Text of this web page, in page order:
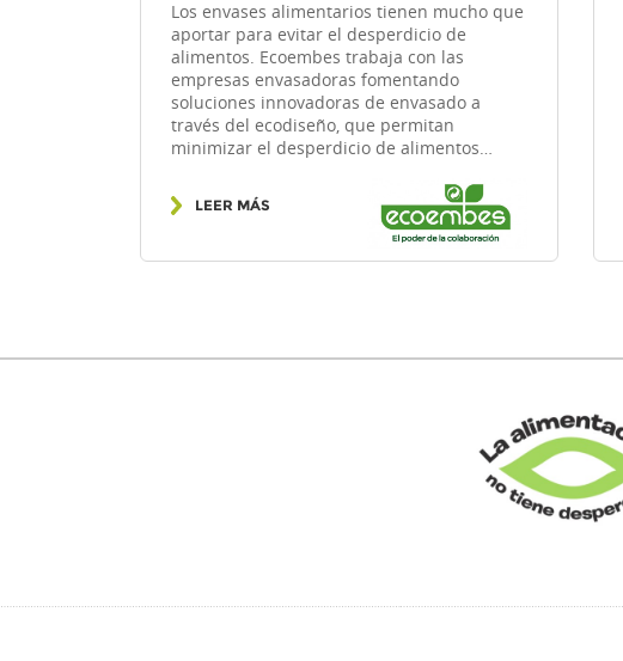
Los envases alimentarios tienen mucho que
aportar para evitar el desperdicio de
alimentos. Ecoembes trabaja con las
empresas envasadoras fomentando
soluciones innovadoras de envasado a
través del ecodiseño, que permitan
minimizar el desperdicio de alimentos…
LEER MÁS